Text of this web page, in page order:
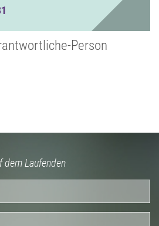
Person
dem Laufenden